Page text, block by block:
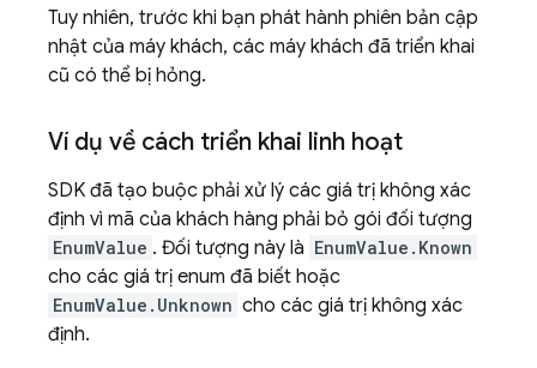
Tuy nhiên, trước khi bạn phát hành phiên bản cập
nhật của máy khách, các máy khách đã triển khai
cũ có thể bị hỏng.
Ví dụ về cách triển khai linh hoạt
SDK đã tạo buộc phải xử lý các giá trị không xác
định vì mã của khách hàng phải bỏ gói đối tượng
EnumValue . Đối tượng này là EnumValue.Known
cho các giá trị enum đã biết hoặc
EnumValue.Unknown cho các giá trị không xác
định.